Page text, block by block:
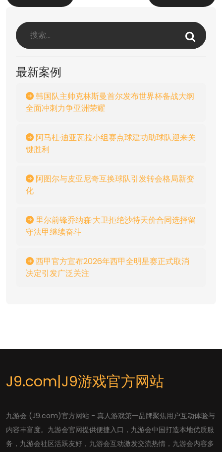
最新案例
韩国队主帅克林斯曼首尔发布世界杯备战大纲
全面冲刺力争亚洲荣耀
阿马杜·迪亚瓦拉小组赛点球建功助球队迎来关
键胜利
阿图尔与皮亚尼奇互换球队引发转会格局新变
化
里尔前锋乔纳森·大卫拒绝沙特天价合同选择留
守法甲继续奋斗
西甲官方宣布2026年西甲全明星赛正式取消
决定引发广泛关注
J9.com|J9游戏官方网站
九游会 (J9.com)官方网站 - 真人游戏第一品牌聚焦用户互动体验与
内容丰富度。九游会官网提供便捷入口，九游会中国打造本地优质服
务，九游会社区活跃友好，九游会互动激发交流热情，九游会内容多